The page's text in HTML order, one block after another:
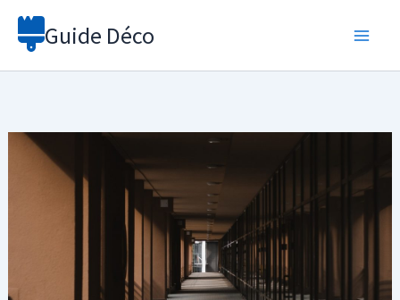
Aller
Guide Déco